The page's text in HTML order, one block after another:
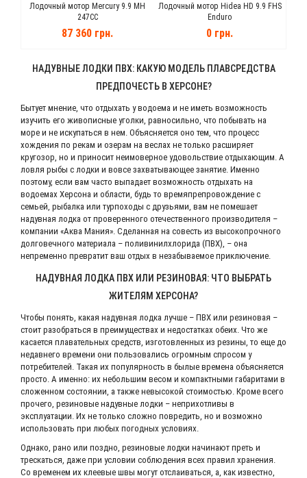
Лодочный мотор Mercury 9.9 MH
247CC
87 360 грн.
Лодочный мотор Hidea HD 9.9 FHS
Enduro
0 грн.
НАДУВНЫЕ ЛОДКИ ПВХ: КАКУЮ МОДЕЛЬ ПЛАВСРЕДСТВА
ПРЕДПОЧЕСТЬ В ХЕРСОНЕ?
Бытует мнение, что отдыхать у водоема и не иметь возможность
изучить его живописные уголки, равносильно, что побывать на
море и не искупаться в нем. Объясняется оно тем, что процесс
хождения по рекам и озерам на веслах не только расширяет
кругозор, но и приносит неимоверное удовольствие отдыхающим. А
ловля рыбы с лодки и вовсе захватывающее занятие. Именно
поэтому, если вам часто выпадает возможность отдыхать на
водоемах Херсона и области, будь то времяпрепровождение с
семьей, рыбалка или турпоходы с друзьями, вам не помешает
надувная лодка от проверенного отечественного производителя –
компании «Аква Мания». Сделанная на совесть из высокопрочного
долговечного материала – поливинилхлорида (ПВХ), – она
непременно превратит ваш отдых в незабываемое приключение.
НАДУВНАЯ ЛОДКА ПВХ ИЛИ РЕЗИНОВАЯ: ЧТО ВЫБРАТЬ
ЖИТЕЛЯМ ХЕРСОНА?
Чтобы понять, какая надувная лодка лучше – ПВХ или резиновая –
стоит разобраться в преимуществах и недостатках обеих. Что же
касается плавательных средств, изготовленных из резины, то еще до
недавнего времени они пользовались огромным спросом у
потребителей. Такая их популярность в былые времена объясняется
просто. А именно: их небольшим весом и компактными габаритами в
сложенном состоянии, а также невысокой стоимостью. Кроме всего
прочего, резиновые надувные лодки – неприхотливы в
эксплуатации. Их не только сложно повредить, но и возможно
использовать при любых погодных условиях.
Однако, рано или поздно, резиновые лодки начинают преть и
трескаться, даже при условии соблюдения всех правил хранения.
Со временем их клеевые швы могут отслаиваться, а, как известно,